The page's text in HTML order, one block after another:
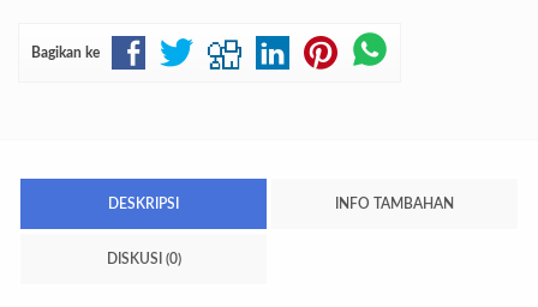
Bagikan ke
DESKRIPSI INFO TAMBAHAN
DISKUSI (0)